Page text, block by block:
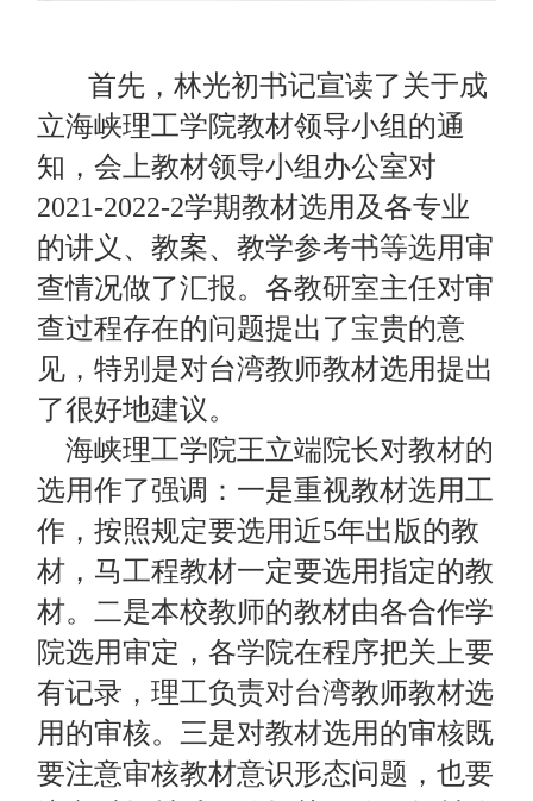
首先，林光初书记宣读了关于成
立海峡理工学院教材领导小组的通
知，会上教材领导小组办公室对
2021-2022-2学期教材选用及各专业
的讲义、教案、教学参考书等选用审
查情况做了汇报。各教研室主任对审
查过程存在的问题提出了宝贵的意
见，特别是对台湾教师教材选用提出
了很好地建议。
海峡理工学院王立端院长对教材的
选用作了强调：一是重视教材选用工
作，按照规定要选用近5年出版的教
材，马工程教材一定要选用指定的教
材。二是本校教师的教材由各合作学
院选用审定，各学院在程序把关上要
有记录，理工负责对台湾教师教材选
用的审核。三是对教材选用的审核既
要注意审核教材意识形态问题，也要